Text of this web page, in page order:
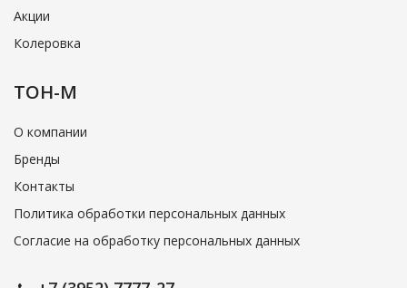
Акции
Колеровка
ТОН-М
О компании
Бренды
Контакты
Политика обработки персональных данных
Согласие на обработку персональных данных